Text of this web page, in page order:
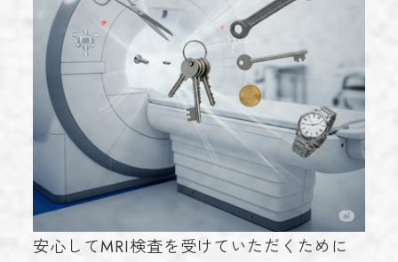
安心してMRI検査を受けていただくために